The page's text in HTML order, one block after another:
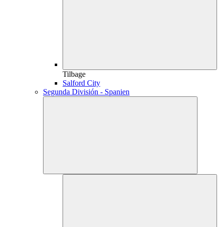
Tilbage
Salford City
Segunda División - Spanien